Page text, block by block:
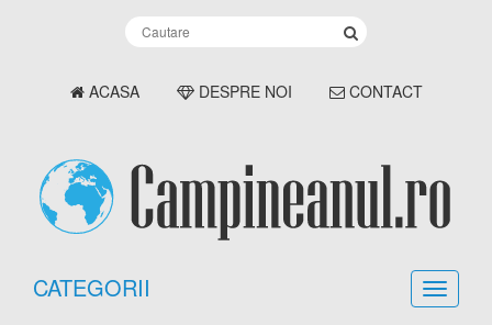
ACASA DESPRE NOI CONTACT
CATEGORII